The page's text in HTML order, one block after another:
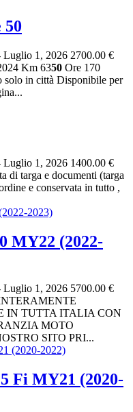
50
Luglio 1, 2026 2700.00 €
Km 6350 Ore 170
solo in città Disponibile per
Luglio 1, 2026 1400.00 €
di targa e documenti (targa
e conservata in tutto ,
MY22 (2022-
Luglio 1, 2026 5700.00 €
IN TUTTA ITALIA CON
MOTO
SITO PRI...
Fi MY21 (2020-